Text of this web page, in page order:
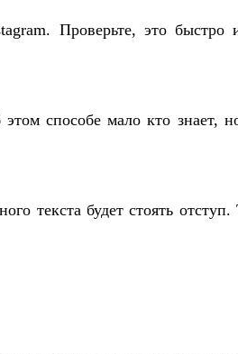
Проверьте, это
способе мало кто
текста будет стоять